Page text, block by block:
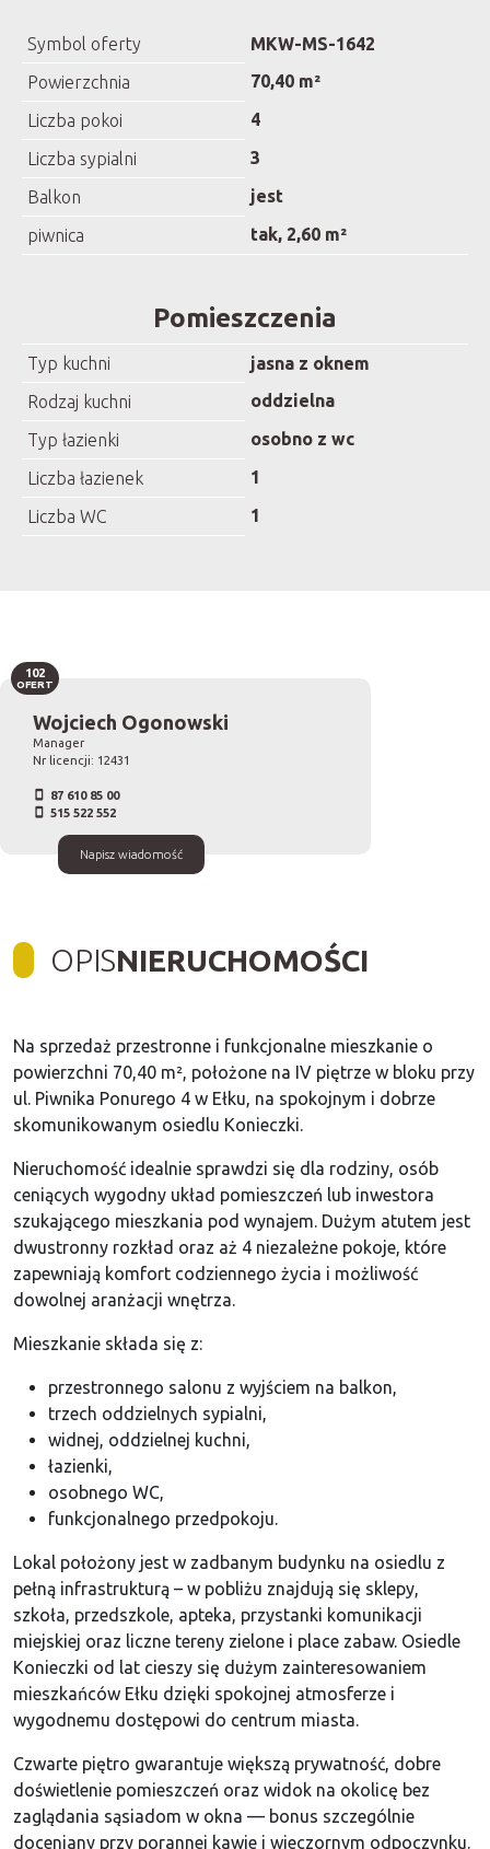
Symbol oferty
MKW-MS-1642
Powierzchnia
70,40 m²
Liczba pokoi
4
Liczba sypialni
3
Balkon
jest
piwnica
tak, 2,60 m²
Pomieszczenia
Typ kuchni
jasna z oknem
Rodzaj kuchni
oddzielna
Typ łazienki
osobno z wc
Liczba łazienek
1
Liczba WC
1
Wojciech Ogonowski
Manager
Nr licencji: 12431
87 610 85 00
515 522 552
Napisz wiadomość
102
OFERT
OPISNIERUCHOMOŚCI
Na sprzedaż przestronne i funkcjonalne mieszkanie o
powierzchni 70,40 m², położone na IV piętrze w bloku przy
ul. Piwnika Ponurego 4 w Ełku, na spokojnym i dobrze
skomunikowanym osiedlu Konieczki.
Nieruchomość idealnie sprawdzi się dla rodziny, osób
ceniących wygodny układ pomieszczeń lub inwestora
szukającego mieszkania pod wynajem. Dużym atutem jest
dwustronny rozkład oraz aż 4 niezależne pokoje, które
zapewniają komfort codziennego życia i możliwość
dowolnej aranżacji wnętrza.
Mieszkanie składa się z:
przestronnego salonu z wyjściem na balkon,
trzech oddzielnych sypialni,
widnej, oddzielnej kuchni,
łazienki,
osobnego WC,
funkcjonalnego przedpokoju.
Lokal położony jest w zadbanym budynku na osiedlu z
pełną infrastrukturą – w pobliżu znajdują się sklepy,
szkoła, przedszkole, apteka, przystanki komunikacji
miejskiej oraz liczne tereny zielone i place zabaw. Osiedle
Konieczki od lat cieszy się dużym zainteresowaniem
mieszkańców Ełku dzięki spokojnej atmosferze i
wygodnemu dostępowi do centrum miasta.
Czwarte piętro gwarantuje większą prywatność, dobre
doświetlenie pomieszczeń oraz widok na okolicę bez
zaglądania sąsiadom w okna — bonus szczególnie
doceniany przy porannej kawie i wieczornym odpoczynku.